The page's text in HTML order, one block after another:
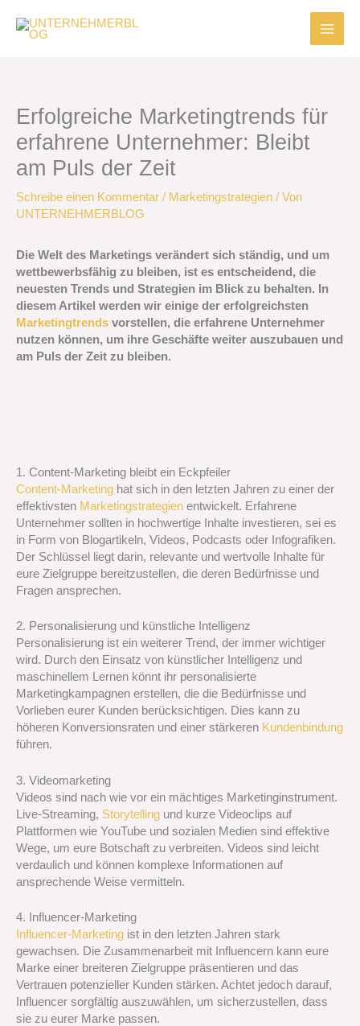
Inhalt
springen
Erfolgreiche Marketingtrends für
erfahrene Unternehmer: Bleibt
am Puls der Zeit
Schreibe einen Kommentar / Marketingstrategien / Von
UNTERNEHMERBLOG
Die Welt des Marketings verändert sich ständig, und um
wettbewerbsfähig zu bleiben, ist es entscheidend, die
neuesten Trends und Strategien im Blick zu behalten. In
diesem Artikel werden wir einige der erfolgreichsten
Marketingtrends vorstellen, die erfahrene Unternehmer
nutzen können, um ihre Geschäfte weiter auszubauen und
am Puls der Zeit zu bleiben.
1. Content-Marketing bleibt ein Eckpfeiler
Content-Marketing hat sich in den letzten Jahren zu einer der
effektivsten Marketingstrategien entwickelt. Erfahrene
Unternehmer sollten in hochwertige Inhalte investieren, sei es
in Form von Blogartikeln, Videos, Podcasts oder Infografiken.
Der Schlüssel liegt darin, relevante und wertvolle Inhalte für
eure Zielgruppe bereitzustellen, die deren Bedürfnisse und
Fragen ansprechen.
2. Personalisierung und künstliche Intelligenz
Personalisierung ist ein weiterer Trend, der immer wichtiger
wird. Durch den Einsatz von künstlicher Intelligenz und
maschinellem Lernen könnt ihr personalisierte
Marketingkampagnen erstellen, die die Bedürfnisse und
Vorlieben eurer Kunden berücksichtigen. Dies kann zu
höheren Konversionsraten und einer stärkeren Kundenbindung
führen.
3. Videomarketing
Videos sind nach wie vor ein mächtiges Marketinginstrument.
Live-Streaming, Storytelling und kurze Videoclips auf
Plattformen wie YouTube und sozialen Medien sind effektive
Wege, um eure Botschaft zu verbreiten. Videos sind leicht
verdaulich und können komplexe Informationen auf
ansprechende Weise vermitteln.
4. Influencer-Marketing
Influencer-Marketing ist in den letzten Jahren stark
gewachsen. Die Zusammenarbeit mit Influencern kann eure
Marke einer breiteren Zielgruppe präsentieren und das
Vertrauen potenzieller Kunden stärken. Achtet jedoch darauf,
Influencer sorgfältig auszuwählen, um sicherzustellen, dass
sie zu eurer Marke passen.